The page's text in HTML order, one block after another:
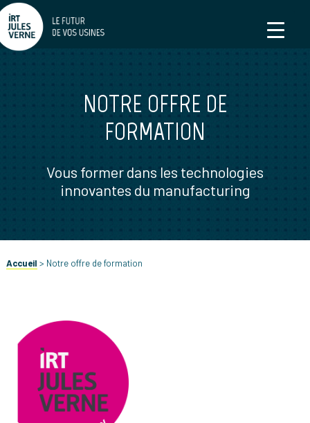
NOTRE OFFRE DE
FORMATION
Vous former dans les technologies
innovantes du manufacturing
Accueil > Notre offre de formation